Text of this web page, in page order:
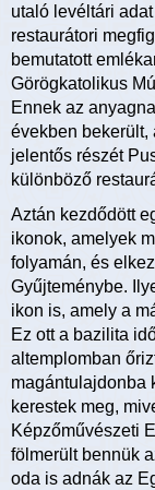
utaló levéltári
restaurátori
bemutatott
Görögkatolikus
Ennek az
években bekerült,
jelentős részét
különböző
Aztán kezdődött
ikonok, amelyek
folyamán, és
Gyűjteménybe.
ikon is, amely a
Ez ott a bazilita
altemplomban
magántulajdonba
kerestek meg,
Képzőművészeti
fölmerült bennük
oda is adnák az